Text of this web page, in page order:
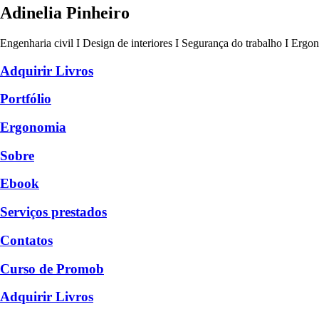
Adinelia Pinheiro
Engenharia civil I Design de interiores I Segurança do trabalho I
Adquirir Livros
Portfólio
Ergonomia
Sobre
Ebook
Serviços prestados
Contatos
Curso de Promob
Adquirir Livros